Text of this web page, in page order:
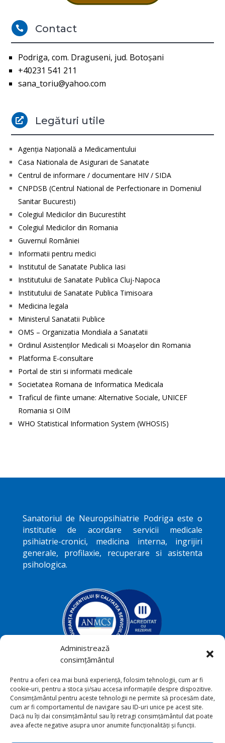
Administrează
consimțământul
Pentru a oferi cea mai bună experiență, folosim tehnologii, cum ar fi
cookie-uri, pentru a stoca și/sau accesa informațiile despre dispozitive.
Consimțământul pentru aceste tehnologii ne permite să procesăm date,
cum ar fi comportamentul de navigare sau ID-uri unice pe acest site.
Dacă nu îți dai consimțământul sau îți retragi consimțământul dat poate
avea afecte negative asupra unor anumite funcționalități și funcții.
 Contact
Podriga, com. Draguseni, jud. Botoşani
+40231 541 211
sana_toriu@yahoo.com
 Legături utile
Agenţia Naţională a Medicamentului
Casa Nationala de Asigurari de Sanatate
Centrul de informare / documentare HIV / SIDA
CNPDSB (Centrul National de Perfectionare in Domeniul
Sanitar Bucuresti)
Colegiul Medicilor din Bucurestiht
Colegiul Medicilor din Romania
Guvernul României
Informatii pentru medici
Institutul de Sanatate Publica Iasi
Institutului de Sanatate Publica Cluj-Napoca
Institutului de Sanatate Publica Timisoara
Medicina legala
Ministerul Sanatatii Publice
OMS – Organizatia Mondiala a Sanatatii
Ordinul Asistenţilor Medicali si Moaşelor din Romania
Platforma E-consultare
Portal de stiri si informatii medicale
Societatea Romana de Informatica Medicala
Traficul de fiinte umane: Alternative Sociale, UNICEF
Romania si OIM
WHO Statistical Information System (WHOSIS)
Sanatoriul de Neuropsihiatrie Podriga este o
institutie de acordare servicii medicale
psihiatrie-cronici, medicina interna, ingrijiri
generale, profilaxie, recuperare si asistenta
psihologica.

Podriga, com. Draguseni, jud.
Botoşani
 +40231 541 211